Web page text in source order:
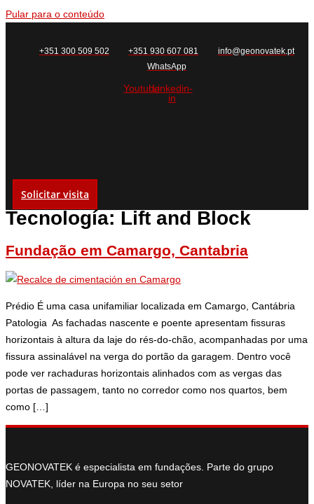
Pular para o conteúdo
+351 300 509 502 +351 930 607 081
info@geonovatek.pt
WhatsApp
YoutubeLinkedin-
in
Solicitar visita
Tecnología: Lift and Block
Fundação em Camargo, Cantabria
Prédio É uma casa unifamiliar localizada em Camargo, Cantábria
Patologia As fachadas nascente e poente apresentam fissuras
horizontais à altura da laje do rés-do-chão, acompanhadas por uma
fissura assinalável na verga do portão da garagem. Dentro você
pode ver rachaduras horizontais alinhados com as vergas das
portas de passagem, tanto no corredor como nos quartos, bem
como […]
GEONOVATEK é especialista em fundações. Parte do grupo
NOVATEK, líder na Europa no seu setor